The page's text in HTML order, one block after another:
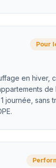
Pour
en hiver,
de
journée, sans